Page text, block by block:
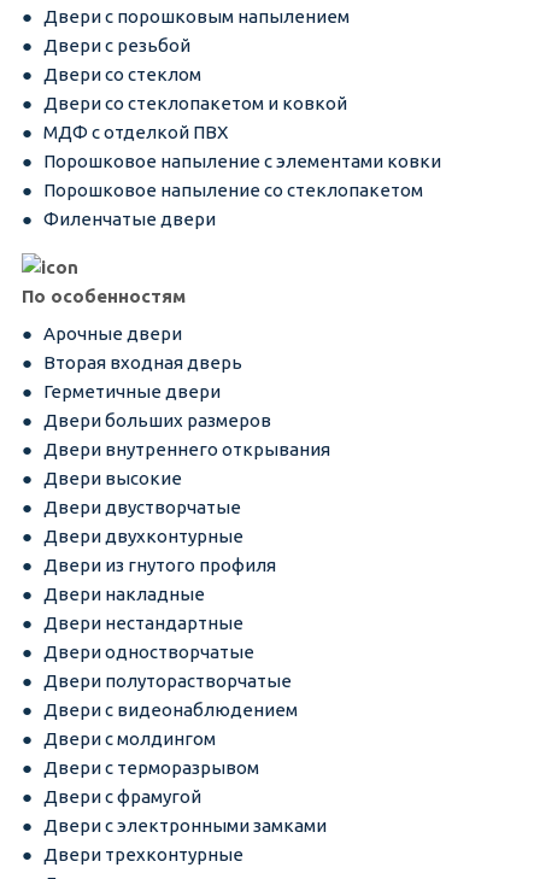
Двери с порошковым напылением
Двери с резьбой
Двери со стеклом
Двери со стеклопакетом и ковкой
МДФ с отделкой ПВХ
Порошковое напыление с элементами ковки
Порошковое напыление со стеклопакетом
Филенчатые двери
По особенностям
Арочные двери
Вторая входная дверь
Герметичные двери
Двери больших размеров
Двери внутреннего открывания
Двери высокие
Двери двустворчатые
Двери двухконтурные
Двери из гнутого профиля
Двери накладные
Двери нестандартные
Двери одностворчатые
Двери полуторастворчатые
Двери с видеонаблюдением
Двери с молдингом
Двери с терморазрывом
Двери с фрамугой
Двери с электронными замками
Двери трехконтурные